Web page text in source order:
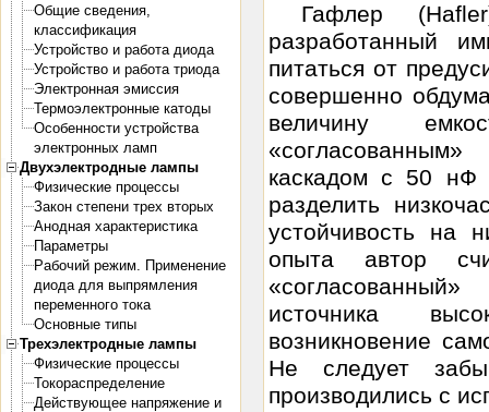
Общие сведения,
классификация
Устройство и работа диода
Устройство и работа триода
Электронная эмиссия
Термоэлектронные катоды
Особенности устройства
электронных ламп
Двухэлектродные лампы
Физические процессы
Закон степени трех вторых
Анодная характеристика
Параметры
Рабочий режим. Применение
диода для выпрямления
переменного тока
Основные типы
Трехэлектродные лампы
Физические процессы
Токораспределение
Действующее напряжение и
Гафлер
разработанный
питаться от
совершенно
величину
каскадом с 50
разделить
устойчивость на
опыта автор
источника
возникновение
Не следует
производились с